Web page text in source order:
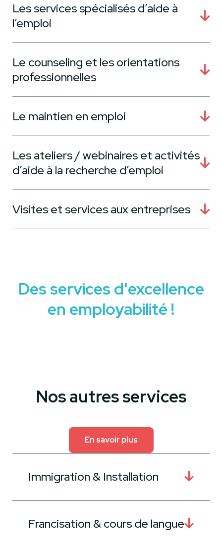
Les services spécialisés d’aide à
l’emploi
Le counseling et les orientations
professionnelles
Le maintien en emploi
Les ateliers / webinaires et activités
d’aide à la recherche d’emploi
Visites et services aux entreprises
Des services d'excellence
en employabilité !
Nos autres services
En savoir plus
Immigration & Installation
Francisation & cours de langue